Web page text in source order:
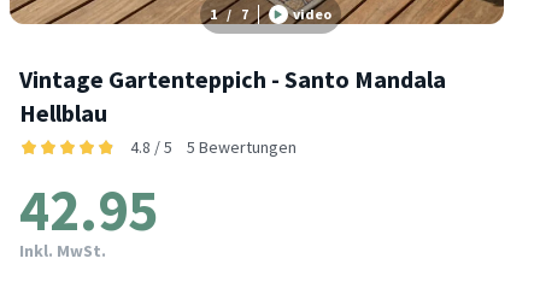
1 / 7 video
Vintage Gartenteppich - Santo Mandala
Hellblau
4.8 / 5 5 Bewertungen
42.95
Inkl. MwSt.